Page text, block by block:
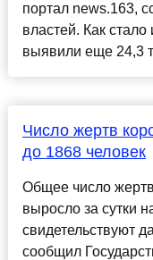
портал news.163,
властей. Как
выявили еще 24,3
Число жертв
до 1868 человек
Общее число
выросло за сутки
свидетельствуют
сообщил